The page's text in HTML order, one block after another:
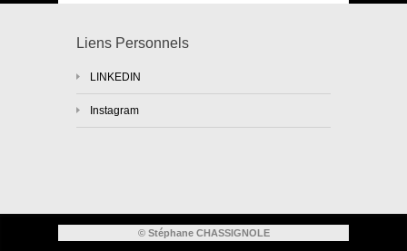
Liens Personnels
LINKEDIN
Instagram
© Stéphane CHASSIGNOLE